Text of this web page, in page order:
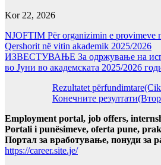
Kor 22, 2026
NJOFTIM Për organizimin e provimeve
Qershorit në vitin akademik 2025/2026
ИЗВЕСТУВАЊЕ За одржување на
во Јуни во академската 2025/2026
Rezultatet
Конечните
Employment portal, job offers,
Portali i punësimeve, oferta pune,
Портал за вработување, понуди за
https://career.site.je/